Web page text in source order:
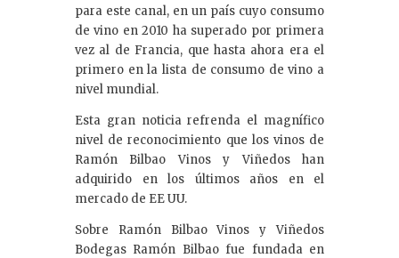
para este canal, en un país cuyo consumo
de vino en 2010 ha superado por primera
vez al de Francia, que hasta ahora era el
primero en la lista de consumo de vino a
nivel mundial.
Esta gran noticia refrenda el magnífico
nivel de reconocimiento que los vinos de
Ramón Bilbao Vinos y Viñedos han
adquirido en los últimos años en el
mercado de EE UU.
Sobre Ramón Bilbao Vinos y Viñedos
Bodegas Ramón Bilbao fue fundada en